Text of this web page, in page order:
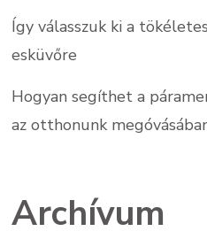
Így válasszuk ki a
esküvőre
Hogyan segíthet a
az otthonunk
Archívum